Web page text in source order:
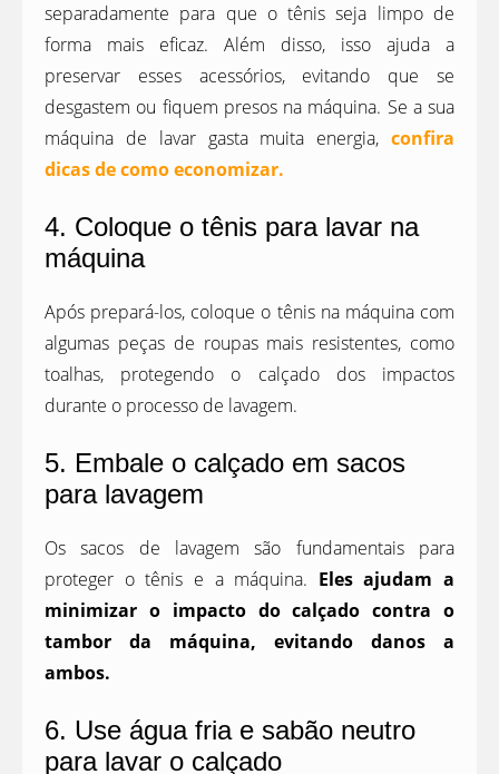
separadamente para que o tênis seja limpo de
forma mais eficaz. Além disso, isso ajuda a
preservar esses acessórios, evitando que se
desgastem ou fiquem presos na máquina. Se a sua
máquina de lavar gasta muita energia, confira
dicas de como economizar.
4. Coloque o tênis para lavar na
máquina
Após prepará-los, coloque o tênis na máquina com
algumas peças de roupas mais resistentes, como
toalhas, protegendo o calçado dos impactos
durante o processo de lavagem.
5. Embale o calçado em sacos
para lavagem
Os sacos de lavagem são fundamentais para
proteger o tênis e a máquina. Eles ajudam a
minimizar o impacto do calçado contra o
tambor da máquina, evitando danos a
ambos.
6. Use água fria e sabão neutro
para lavar o calçado